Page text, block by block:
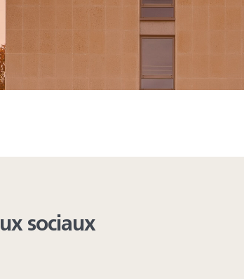
sociaux